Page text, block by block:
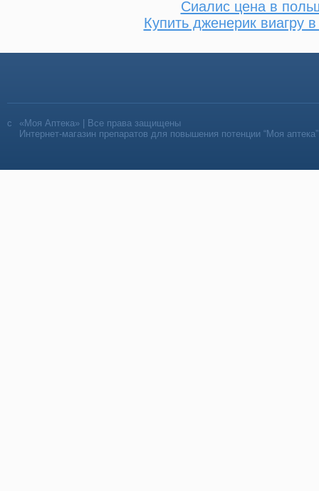
Сиалис цена в
Купить дженерик виагру
«Моя Аптека» | Все права защищены
Интернет-магазин препаратов для повышения потенции “Моя